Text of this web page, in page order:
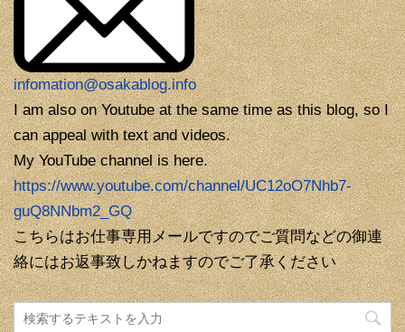
infomation@osakablog.info
I am also on Youtube at the same time as this blog, so I
can appeal with text and videos.
My YouTube channel is here.
https://www.youtube.com/channel/UC12oO7Nhb7-
guQ8NNbm2_GQ
こちらはお仕事専用メールですのでご質問などの御連
絡にはお返事致しかねますのでご了承ください